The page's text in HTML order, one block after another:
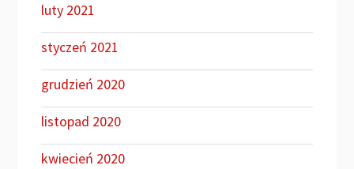
luty 2021
styczeń 2021
grudzień 2020
listopad 2020
kwiecień 2020